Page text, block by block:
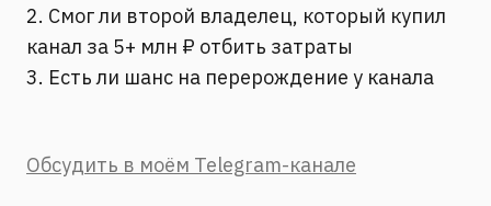
2. Смог ли второй владелец, который купил
канал за 5+ млн ₽ отбить затраты
3. Есть ли шанс на перерождение у канала
Обсудить в моём Telegram-канале